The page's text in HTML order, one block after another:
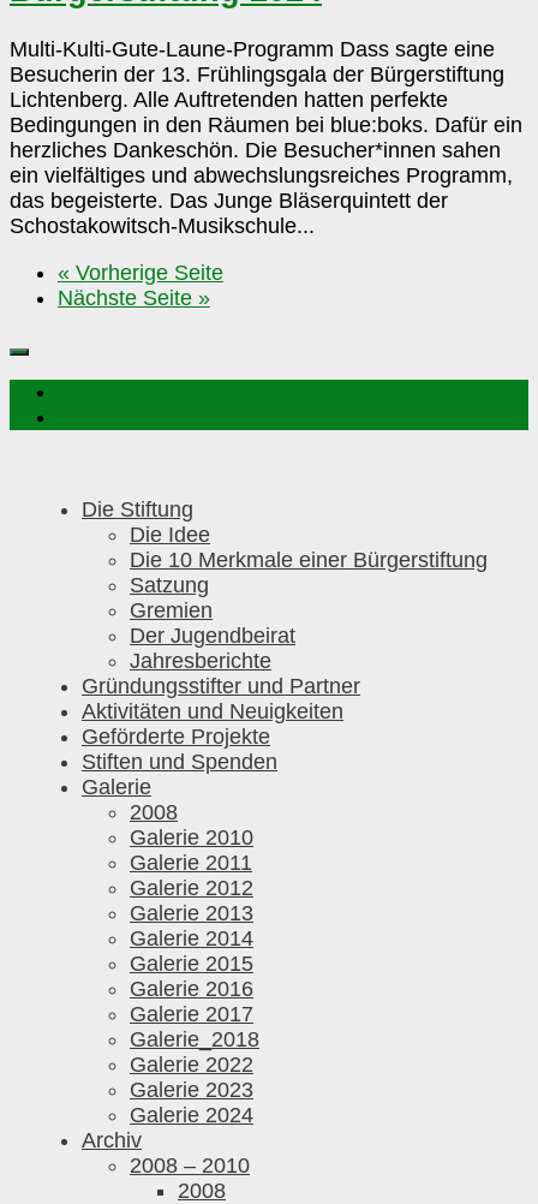
Multi-Kulti-Gute-Laune-Programm Dass sagte eine
Besucherin der 13. Frühlingsgala der Bürgerstiftung
Lichtenberg. Alle Auftretenden hatten perfekte
Bedingungen in den Räumen bei blue:boks. Dafür ein
herzliches Dankeschön. Die Besucher*innen sahen
ein vielfältiges und abwechslungsreiches Programm,
das begeisterte. Das Junge Bläserquintett der
Schostakowitsch-Musikschule...
« Vorherige Seite
Nächste Seite »
Die Stiftung
Die Idee
Die 10 Merkmale einer Bürgerstiftung
Satzung
Gremien
Der Jugendbeirat
Jahresberichte
Gründungsstifter und Partner
Aktivitäten und Neuigkeiten
Geförderte Projekte
Stiften und Spenden
Galerie
2008
Galerie 2010
Galerie 2011
Galerie 2012
Galerie 2013
Galerie 2014
Galerie 2015
Galerie 2016
Galerie 2017
Galerie_2018
Galerie 2022
Galerie 2023
Galerie 2024
Archiv
2008 – 2010
2008